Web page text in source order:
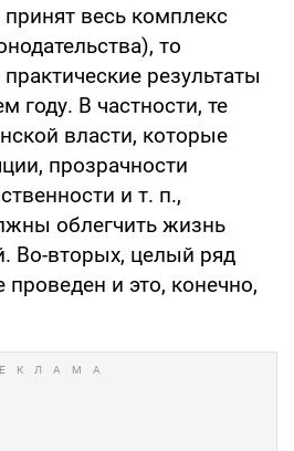
принят весь комплекс
то
результаты
году. В частности, те
власти, которые
прозрачности
и т. п.,
облегчить жизнь
Во-вторых, целый ряд
и это, конечно,